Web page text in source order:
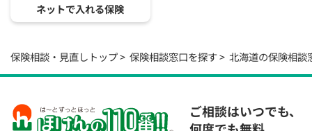
ネットで入れる保険
保険相談・見直しトップ 保険相談窓口を探す 北海道の保険相談
ご相談はいつでも、